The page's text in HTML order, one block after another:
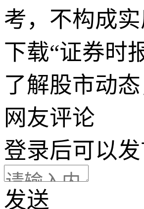
考，不构成
下载“证券时
了解股市动
网友评论
登录后可以
发送